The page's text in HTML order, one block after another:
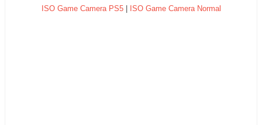
ISO Game Camera PS5| ISO Game Camera Normal